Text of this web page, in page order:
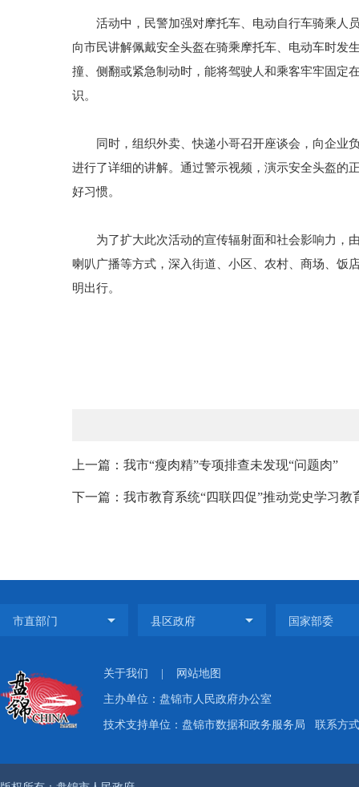
活动中，民警加强对摩托车、电动自行车骑乘人员
向市民讲解佩戴安全头盔在骑乘摩托车、电动车时发
撞、侧翻或紧急制动时，能将驾驶人和乘客牢牢固定
识。
同时，组织外卖、快递小哥召开座谈会，向企业负
进行了详细的讲解。通过警示视频，演示安全头盔的
好习惯。
为了扩大此次活动的宣传辐射面和社会影响力，由
喇叭广播等方式，深入街道、小区、农村、商场、饭
明出行。
上一篇：我市“瘦肉精”专项排查未发现“问题肉”
下一篇：我市教育系统“四联四促”推动党史学习教
关于我们 网站地图
主办单位：盘锦市人民政府办公室
技术支持单位：盘锦市数据和政务服务局 联系方